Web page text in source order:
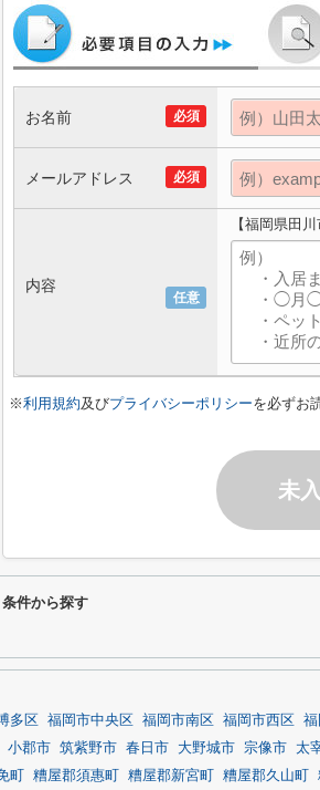
必須
お名前
必須
メールアドレス
任意
内容
【福岡県田
※利用規約及びプライバシーポリシーを必ずお
未
件から探す
多区 福岡市中央区 福岡市南区 福岡市西区 福
小郡市 筑紫野市 春日市 大野城市 宗像市 太
町 糟屋郡須惠町 糟屋郡新宮町 糟屋郡久山町